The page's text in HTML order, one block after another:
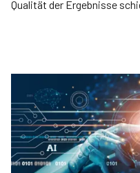
Qualität der Ergebnisse